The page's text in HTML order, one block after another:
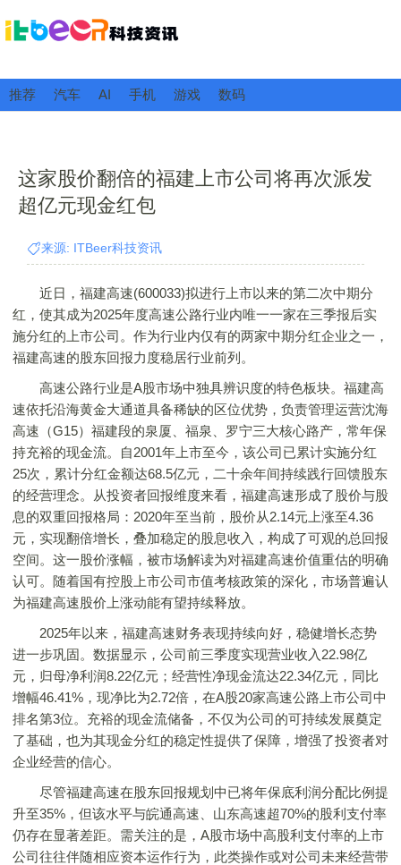
推荐 汽车 AI 手机 游戏 数码
这家股价翻倍的福建上市公司将再次派发
超亿元现金红包
来源: ITBeer科技资讯
近日，福建高速(600033)拟进行上市以来的第二次中期分
红，使其成为2025年度高速公路行业内唯一一家在三季报后实
施分红的上市公司。作为行业内仅有的两家中期分红企业之一，
福建高速的股东回报力度稳居行业前列。
高速公路行业是A股市场中独具辨识度的特色板块。福建高
速依托沿海黄金大通道具备稀缺的区位优势，负责管理运营沈海
高速（G15）福建段的泉厦、福泉、罗宁三大核心路产，常年保
持充裕的现金流。自2001年上市至今，该公司已累计实施分红
25次，累计分红金额达68.5亿元，二十余年间持续践行回馈股东
的经营理念。从投资者回报维度来看，福建高速形成了股价与股
息的双重回报格局：2020年至当前，股价从2.14元上涨至4.36
元，实现翻倍增长，叠加稳定的股息收入，构成了可观的总回报
空间。这一股价涨幅，被市场解读为对福建高速价值重估的明确
认可。随着国有控股上市公司市值考核政策的深化，市场普遍认
为福建高速股价上涨动能有望持续释放。
2025年以来，福建高速财务表现持续向好，稳健增长态势
进一步巩固。数据显示，公司前三季度实现营业收入22.98亿
元，归母净利润8.22亿元；经营性净现金流达22.34亿元，同比
增幅46.41%，现净比为2.72倍，在A股20家高速公路上市公司中
排名第3位。充裕的现金流储备，不仅为公司的可持续发展奠定
了基础，也为其现金分红的稳定性提供了保障，增强了投资者对
企业经营的信心。
尽管福建高速在股东回报规划中已将年保底利润分配比例提
升至35%，但该水平与皖通高速、山东高速超70%的股利支付率
仍存在显著差距。需关注的是，A股市场中高股利支付率的上市
公司往往伴随相应资本运作行为，此类操作或对公司未来经营带